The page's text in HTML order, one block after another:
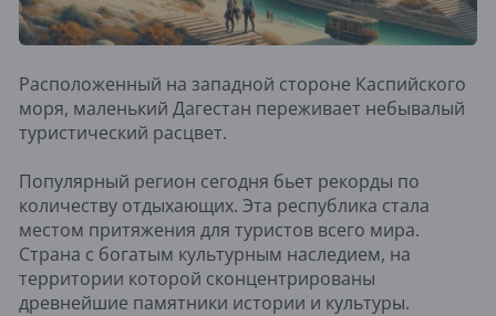
Расположенный на западной стороне Каспийского
моря, маленький Дагестан переживает небывалый
туристический расцвет.
Популярный регион сегодня бьет рекорды по
количеству отдыхающих. Эта республика стала
местом притяжения для туристов всего мира.
Страна с богатым культурным наследием, на
территории которой сконцентрированы
древнейшие памятники истории и культуры.